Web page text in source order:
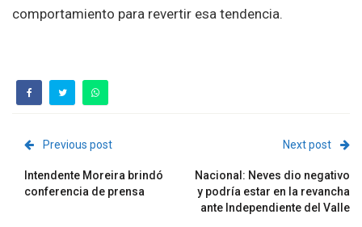
comportamiento para revertir esa tendencia.
Previous post
Intendente Moreira brindó
conferencia de prensa
Next post
Nacional: Neves dio negativo
y podría estar en la revancha
ante Independiente del Valle